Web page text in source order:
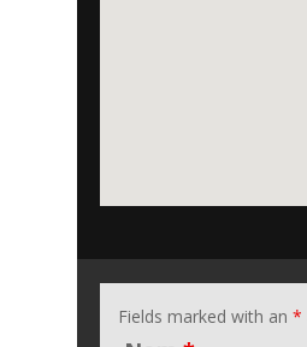
Fields marked with an*